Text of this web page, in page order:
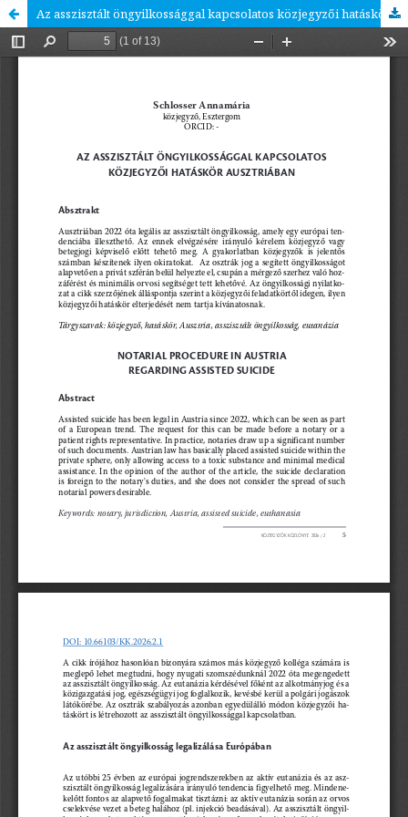
Az asszisztált öngyilkossággal kapcsolatos közjegyzői hatáskör Ausztriában